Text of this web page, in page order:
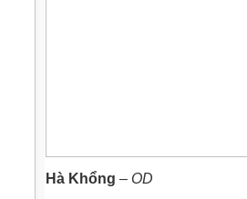
Hà Khổng – OD